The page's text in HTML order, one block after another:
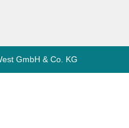
GmbH & Co. KG